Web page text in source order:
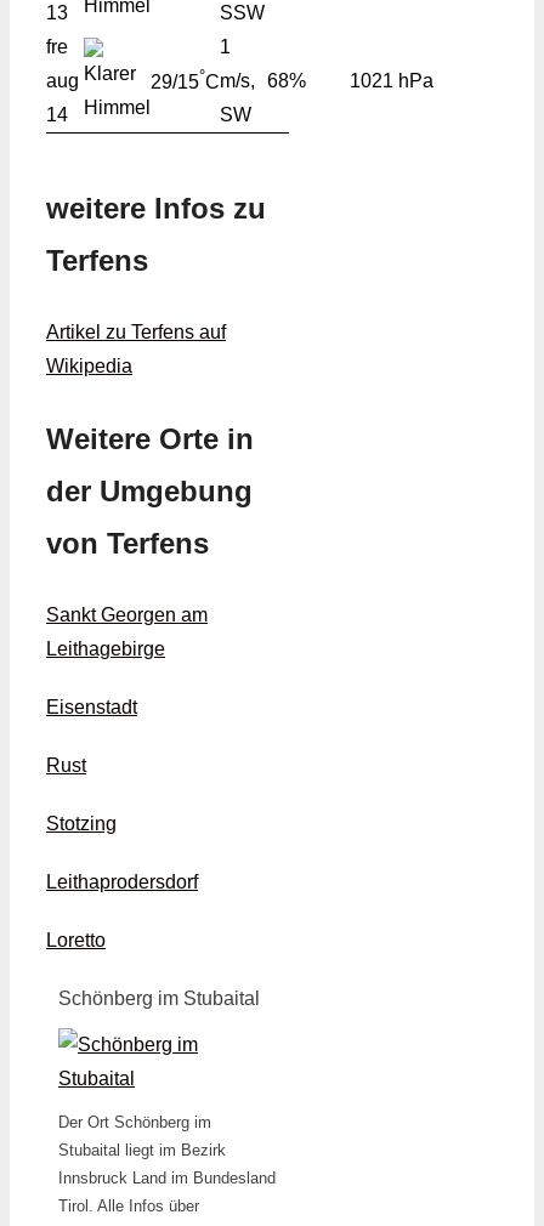
13
SSW
fre
aug
14
29/15°C
1
m/s,
SW
68% 1021 hPa
weitere Infos zu
Terfens
Artikel zu Terfens auf
Wikipedia
Weitere Orte in
der Umgebung
von Terfens
Sankt Georgen am
Leithagebirge
Eisenstadt
Rust
Stotzing
Leithaprodersdorf
Loretto
Schönberg im Stubaital
Der Ort Schönberg im
Stubaital liegt im Bezirk
Innsbruck Land im Bundesland
Tirol. Alle Infos über